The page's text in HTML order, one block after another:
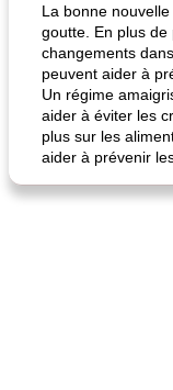
La bonne
goutte. En plus
changements
peuvent aider à
Un régime
aider à éviter les
plus sur les
aider à prévenir